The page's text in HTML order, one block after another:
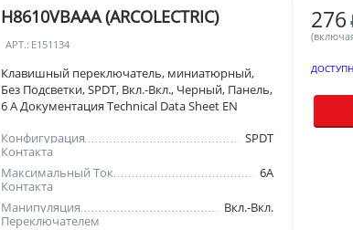
H8610VBAAA (ARCOLECTRIC)
АРТ.: E151134
Клавишный переключатель, миниатюрный,
Без Подсветки, SPDT, Вкл.-Вкл., Черный, Панель,
6 А Документация Technical Data Sheet EN
Конфигурация
Контакта
SPDT
Максимальный Ток
Контакта
6А
Манипуляция
Переключателем
Вкл.-Вкл.
276